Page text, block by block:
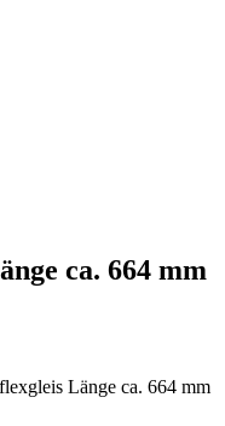
ca. 664 mm